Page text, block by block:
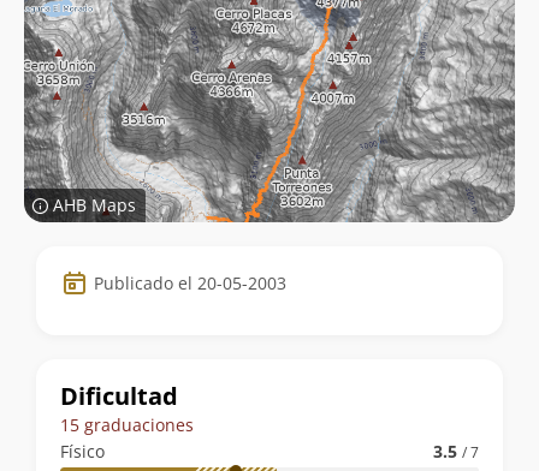
AHB Maps
Datos
de
ruta
Publicado el 20-05-2003
Dificultad
15 graduaciones
Físico
3.5 / 7